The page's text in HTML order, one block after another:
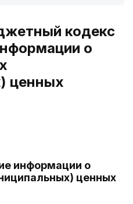
кодекс
о
ценных
информации о
ценных